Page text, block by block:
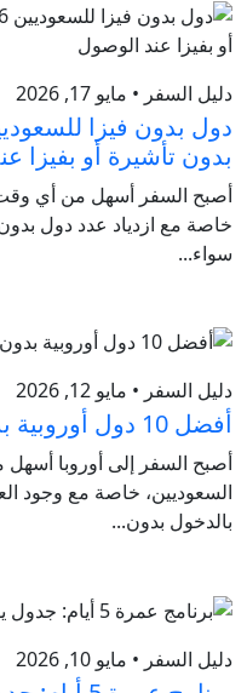
دليل السفر • مايو 17, 2026
بدون تأشيرة أو بفيزا
أصبح السفر أسهل من أي
خاصة مع ازدياد عدد دول
سواء...
دليل السفر • مايو 12, 2026
أفضل 10 دول أوروبية بدون فيزا للسعوديين
أصبح السفر إلى أوروبا أسهل
السعوديين، خاصة مع وجود
بالدخول بدون...
دليل السفر • مايو 10, 2026